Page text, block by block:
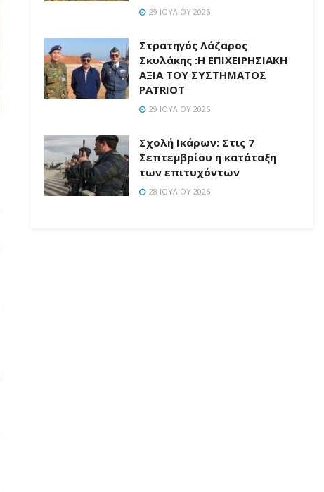
29 ΙΟΥΛΊΟΥ 2026
Στρατηγός Λάζαρος
Σκυλάκης :Η ΕΠΙΧΕΙΡΗΣΙΑΚΗ
ΑΞΙΑ ΤΟΥ ΣΥΣΤΗΜΑΤΟΣ
PATRIOT
29 ΙΟΥΛΊΟΥ 2026
Σχολή Ικάρων: Στις 7
Σεπτεμβρίου η κατάταξη
των επιτυχόντων
28 ΙΟΥΛΊΟΥ 2026